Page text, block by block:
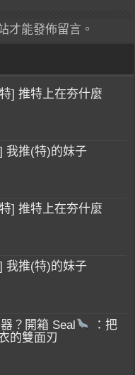
才能發佈留言。
] 推特上在夯什麼
我推(特)的妹子
] 推特上在夯什麼
我推(特)的妹子
？開箱 Seal
：把
的雙面刃